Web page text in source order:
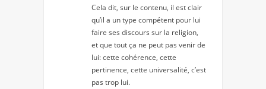
Cela dit, sur le contenu, il est clair
qu’il a un type compétent pour lui
faire ses discours sur la religion,
et que tout ça ne peut pas venir de
lui: cette cohérence, cette
pertinence, cette universalité, c’est
pas trop lui.